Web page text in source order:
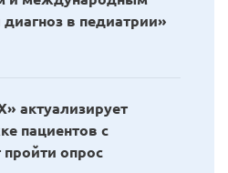
в педиатрии»
актуализирует
пациентов с
пройти опрос